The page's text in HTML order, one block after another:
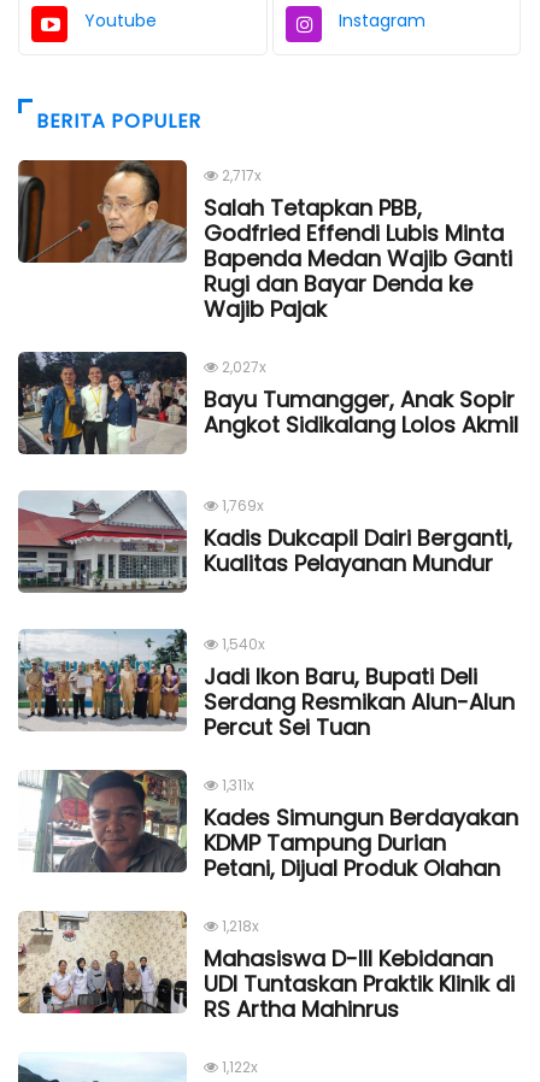
Youtube Instagram
BERITA POPULER
2,717x
Salah Tetapkan PBB,
Godfried Effendi Lubis Minta
Bapenda Medan Wajib Ganti
Rugi dan Bayar Denda ke
Wajib Pajak
2,027x
Bayu Tumangger, Anak Sopir
Angkot Sidikalang Lolos Akmil
1,769x
Kadis Dukcapil Dairi Berganti,
Kualitas Pelayanan Mundur
1,540x
Jadi Ikon Baru, Bupati Deli
Serdang Resmikan Alun-Alun
Percut Sei Tuan
1,311x
Kades Simungun Berdayakan
KDMP Tampung Durian
Petani, Dijual Produk Olahan
1,218x
Mahasiswa D-III Kebidanan
UDI Tuntaskan Praktik Klinik di
RS Artha Mahinrus
1,122x